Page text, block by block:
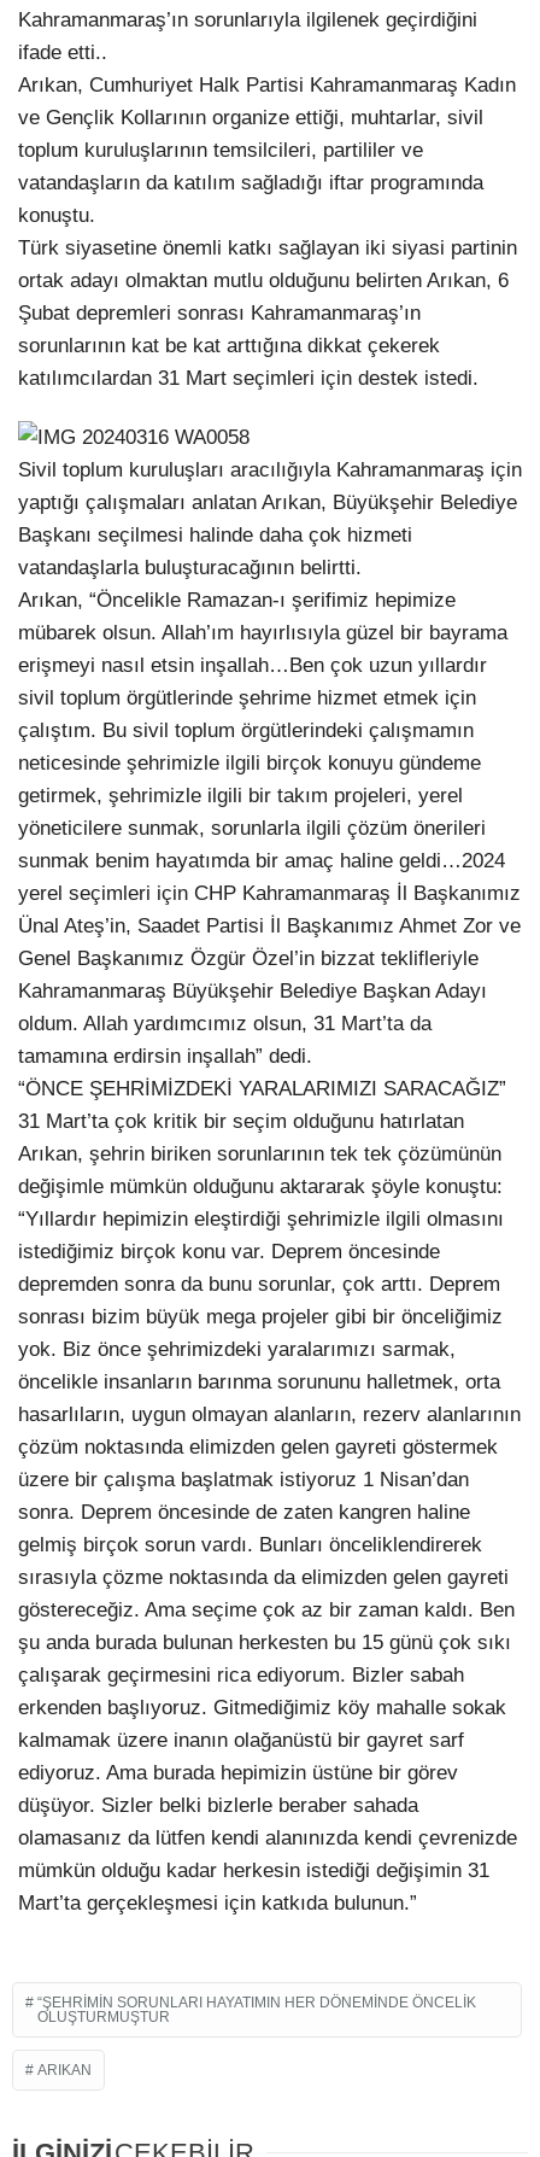
Kahramanmaraş’ın sorunlarıyla ilgilenek geçirdiğini
ifade etti..
Arıkan, Cumhuriyet Halk Partisi Kahramanmaraş Kadın
ve Gençlik Kollarının organize ettiği, muhtarlar, sivil
toplum kuruluşlarının temsilcileri, partililer ve
vatandaşların da katılım sağladığı iftar programında
konuştu.
Türk siyasetine önemli katkı sağlayan iki siyasi partinin
ortak adayı olmaktan mutlu olduğunu belirten Arıkan, 6
Şubat depremleri sonrası Kahramanmaraş’ın
sorunlarının kat be kat arttığına dikkat çekerek
katılımcılardan 31 Mart seçimleri için destek istedi.
Sivil toplum kuruluşları aracılığıyla Kahramanmaraş için
yaptığı çalışmaları anlatan Arıkan, Büyükşehir Belediye
Başkanı seçilmesi halinde daha çok hizmeti
vatandaşlarla buluşturacağının belirtti.
Arıkan, “Öncelikle Ramazan-ı şerifimiz hepimize
mübarek olsun. Allah’ım hayırlısıyla güzel bir bayrama
erişmeyi nasıl etsin inşallah…Ben çok uzun yıllardır
sivil toplum örgütlerinde şehrime hizmet etmek için
çalıştım. Bu sivil toplum örgütlerindeki çalışmamın
neticesinde şehrimizle ilgili birçok konuyu gündeme
getirmek, şehrimizle ilgili bir takım projeleri, yerel
yöneticilere sunmak, sorunlarla ilgili çözüm önerileri
sunmak benim hayatımda bir amaç haline geldi…2024
yerel seçimleri için CHP Kahramanmaraş İl Başkanımız
Ünal Ateş’in, Saadet Partisi İl Başkanımız Ahmet Zor ve
Genel Başkanımız Özgür Özel’in bizzat teklifleriyle
Kahramanmaraş Büyükşehir Belediye Başkan Adayı
oldum. Allah yardımcımız olsun, 31 Mart’ta da
tamamına erdirsin inşallah” dedi.
“ÖNCE ŞEHRİMİZDEKİ YARALARIMIZI SARACAĞIZ”
31 Mart’ta çok kritik bir seçim olduğunu hatırlatan
Arıkan, şehrin biriken sorunlarının tek tek çözümünün
değişimle mümkün olduğunu aktararak şöyle konuştu:
“Yıllardır hepimizin eleştirdiği şehrimizle ilgili olmasını
istediğimiz birçok konu var. Deprem öncesinde
depremden sonra da bunu sorunlar, çok arttı. Deprem
sonrası bizim büyük mega projeler gibi bir önceliğimiz
yok. Biz önce şehrimizdeki yaralarımızı sarmak,
öncelikle insanların barınma sorununu halletmek, orta
hasarlıların, uygun olmayan alanların, rezerv alanlarının
çözüm noktasında elimizden gelen gayreti göstermek
üzere bir çalışma başlatmak istiyoruz 1 Nisan’dan
sonra. Deprem öncesinde de zaten kangren haline
gelmiş birçok sorun vardı. Bunları önceliklendirerek
sırasıyla çözme noktasında da elimizden gelen gayreti
göstereceğiz. Ama seçime çok az bir zaman kaldı. Ben
şu anda burada bulunan herkesten bu 15 günü çok sıkı
çalışarak geçirmesini rica ediyorum. Bizler sabah
erkenden başlıyoruz. Gitmediğimiz köy mahalle sokak
kalmamak üzere inanın olağanüstü bir gayret sarf
ediyoruz. Ama burada hepimizin üstüne bir görev
düşüyor. Sizler belki bizlerle beraber sahada
olamasanız da lütfen kendi alanınızda kendi çevrenizde
mümkün olduğu kadar herkesin istediği değişimin 31
Mart’ta gerçekleşmesi için katkıda bulunun.”
“ŞEHRIMIN SORUNLARI HAYATIMIN HER DÖNEMINDE ÖNCELIK
OLUŞTURMUŞTUR
ARIKAN